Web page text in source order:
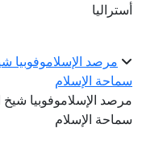
أستراليا
مرصد الإسلاموفوبيا
سماحة الإسلام
مرصد الإسلاموفوبيا شيخ
سماحة الإسلام